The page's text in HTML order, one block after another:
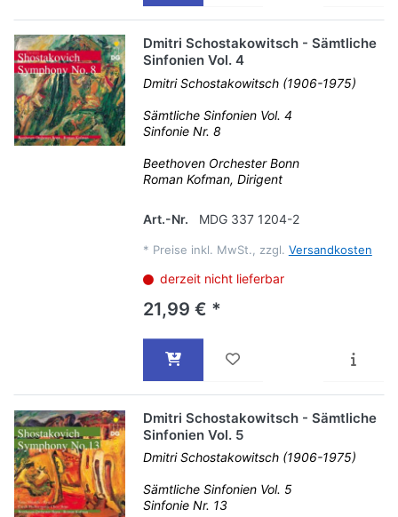
Dmitri Schostakowitsch - Sämtliche
Sinfonien Vol. 4
Dmitri Schostakowitsch (1906-1975)
Sämtliche Sinfonien Vol. 4
Sinfonie Nr. 8
Beethoven Orchester Bonn
Roman Kofman, Dirigent
Art.-Nr. MDG 337 1204-2
* Preise inkl. MwSt., zzgl. Versandkosten
derzeit nicht lieferbar
21,99 € *
Dmitri Schostakowitsch - Sämtliche
Sinfonien Vol. 5
Dmitri Schostakowitsch (1906-1975)
Sämtliche Sinfonien Vol. 5
Sinfonie Nr. 13